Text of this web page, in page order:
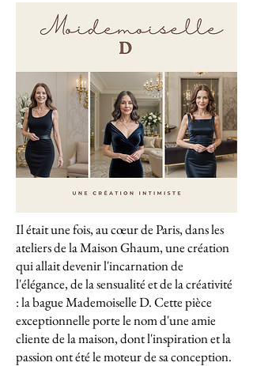
Il était une fois, au cœur de Paris, dans les
ateliers de la Maison Ghaum, une création
qui allait devenir l'incarnation de
l'élégance, de la sensualité et de la créativité
: la bague Mademoiselle D. Cette pièce
exceptionnelle porte le nom d'une amie
cliente de la maison, dont l'inspiration et la
passion ont été le moteur de sa conception.